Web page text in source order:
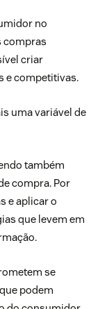
no
compras
criar
e competitivas.
uma variável de
também
compra. Por
e aplicar o
que levem em
se
podem